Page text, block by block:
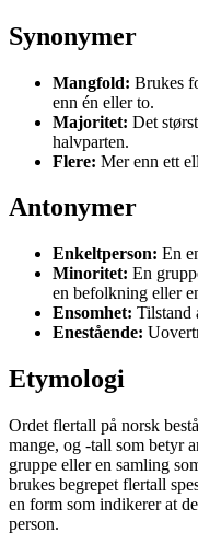
Synonymer
Mangfold: Brukes
enn én eller to.
Majoritet: Det
halvparten.
Flere: Mer enn ett
Antonymer
Enkeltperson: En
Minoritet: En
en befolkning eller
Ensomhet: Tilstand
Enestående:
Etymologi
Ordet flertall på norsk
mange, og -tall som betyr
gruppe eller en samling
brukes begrepet flertall
en form som indikerer at
person.